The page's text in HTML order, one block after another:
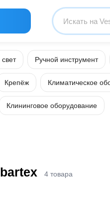
Ручной инструмент
Крепёж Климатическое
Клининговое оборудование
4 товара